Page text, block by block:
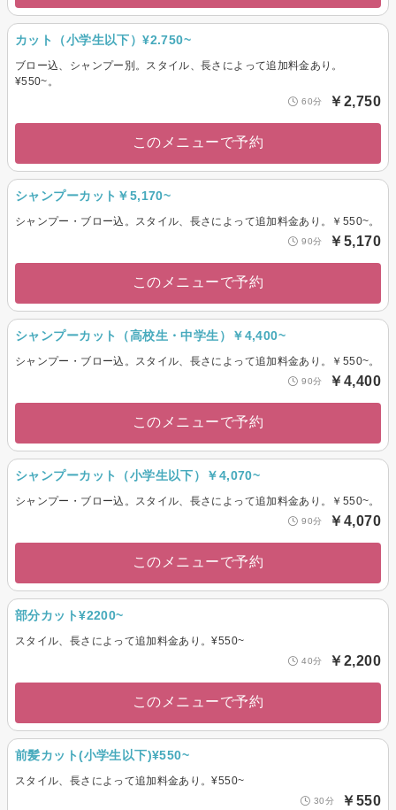
カット（小学生以下）¥2.750~
ブロー込、シャンプー別。スタイル、長さによって追加料金あり。
¥550~。
60分 ￥2,750
このメニューで予約
シャンプーカット￥5,170~
シャンプー・ブロー込。スタイル、長さによって追加料金あり。￥550~。
90分 ￥5,170
このメニューで予約
シャンプーカット（高校生・中学生）￥4,400~
シャンプー・ブロー込。スタイル、長さによって追加料金あり。￥550~。
90分 ￥4,400
このメニューで予約
シャンプーカット（小学生以下）￥4,070~
シャンプー・ブロー込。スタイル、長さによって追加料金あり。￥550~。
90分 ￥4,070
このメニューで予約
部分カット¥2200~
スタイル、長さによって追加料金あり。¥550~
40分 ￥2,200
このメニューで予約
前髪カット(小学生以下)¥550~
スタイル、長さによって追加料金あり。¥550~
30分 ￥550